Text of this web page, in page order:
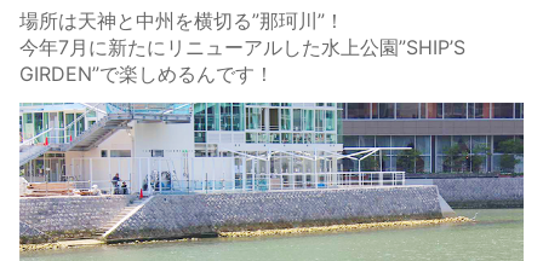
場所は天神と中州を横切る”那珂川”！
今年7月に新たにリニューアルした水上公園”SHIP’S
GIRDEN”で楽しめるんです！